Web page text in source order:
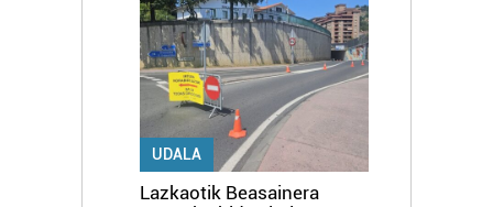
UDALA
Lazkaotik Beasainera